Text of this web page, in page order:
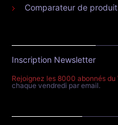
Comparateur de
Inscription Newsletter
Rejoignez les 8000 abonnés du
chaque vendredi par email.